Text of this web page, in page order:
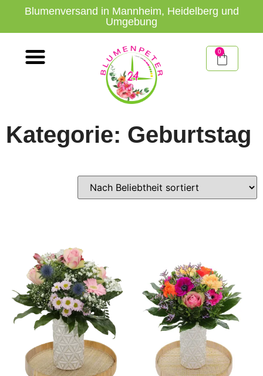
Blumenversand in Mannheim, Heidelberg und
Umgebung
0
Kategorie: Geburtstag